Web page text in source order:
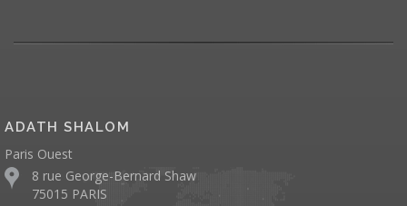
ADATH SHALOM
Paris Ouest
8 rue George-Bernard Shaw
75015 PARIS